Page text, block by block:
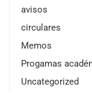
avisos
circulares
Memos
Progamas
Uncategorized